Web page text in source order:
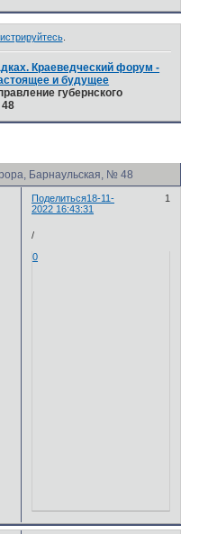
.
Краеведческий форум -
и будущее
губернского
Барнаульская, № 48
Поделиться 1
18-11-
2022 16:43:31
/
0